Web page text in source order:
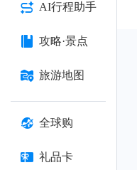
AI行程助手
攻略·景点
旅游地图
全球购
礼品卡